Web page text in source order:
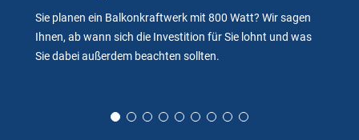
Sie planen ein Balkonkraftwerk mit 800 Watt? Wir sagen
Ihnen, ab wann sich die Investition für Sie lohnt und was
Sie dabei außerdem beachten sollten.